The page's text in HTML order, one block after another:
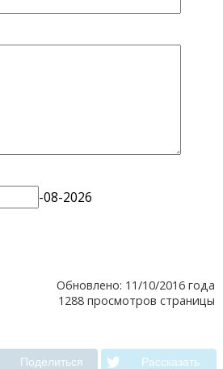
-08-2026
Обновлено: 11/10/2016 года
1288 просмотров страницы
Поделиться Рассказать